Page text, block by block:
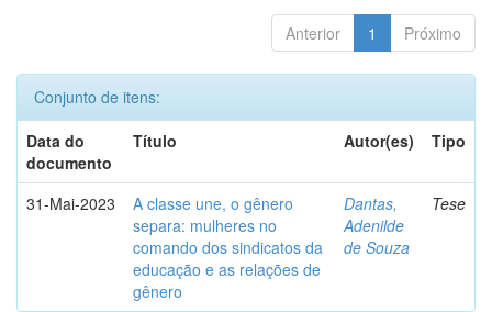
Anterior 1 Próximo
Conjunto de itens:
Data do
documento
Título Autor(es) Tipo
31-Mai-2023
A classe une, o gênero
separa: mulheres no
comando dos sindicatos da
educação e as relações de
gênero
Dantas,
Adenilde
de Souza
Tese